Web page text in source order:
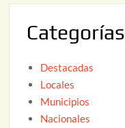
Categorías
Destacadas
Locales
Municipios
Nacionales